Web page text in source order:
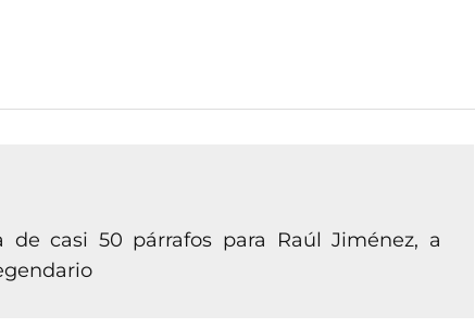
casi 50 párrafos para Raúl Jiménez, a